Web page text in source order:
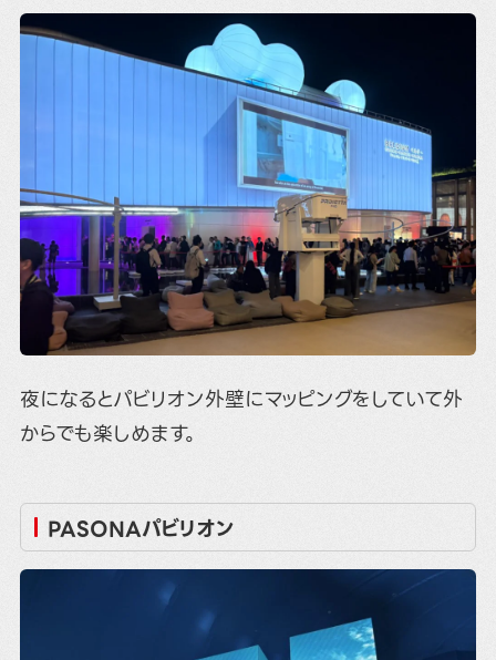
夜になるとパビリオン外壁にマッピングをしていて外
からでも楽しめます。
PASONAパビリオン